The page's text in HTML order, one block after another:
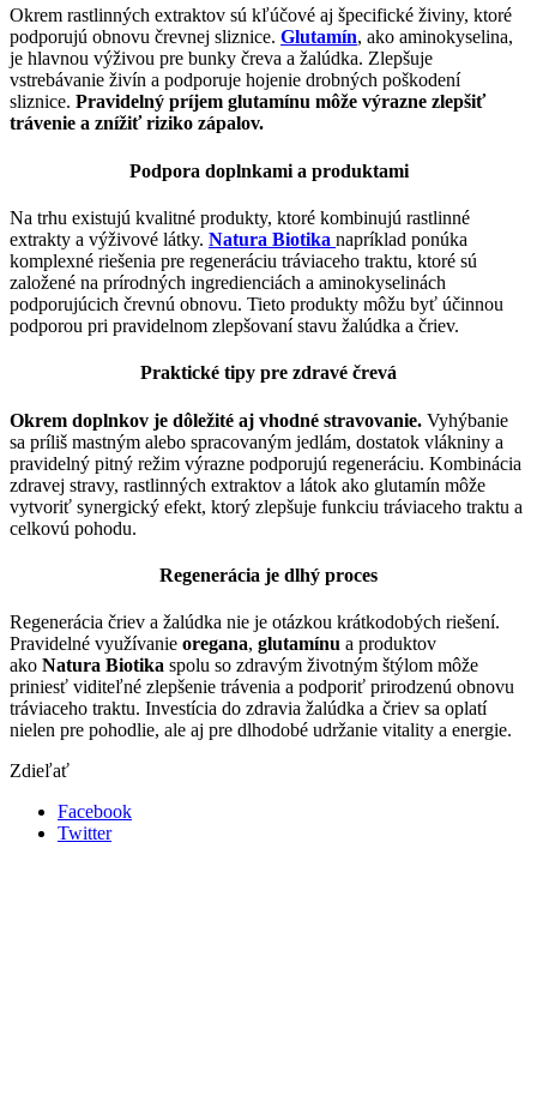
Okrem rastlinných extraktov sú kľúčové aj špecifické živiny, ktoré
podporujú obnovu črevnej sliznice. Glutamín, ako aminokyselina,
je hlavnou výživou pre bunky čreva a žalúdka. Zlepšuje
vstrebávanie živín a podporuje hojenie drobných poškodení
sliznice. Pravidelný príjem glutamínu môže výrazne zlepšiť
trávenie a znížiť riziko zápalov.
Podpora doplnkami a produktami
Na trhu existujú kvalitné produkty, ktoré kombinujú rastlinné
extrakty a výživové látky. Natura Biotika napríklad ponúka
komplexné riešenia pre regeneráciu tráviaceho traktu, ktoré sú
založené na prírodných ingredienciách a aminokyselinách
podporujúcich črevnú obnovu. Tieto produkty môžu byť účinnou
podporou pri pravidelnom zlepšovaní stavu žalúdka a čriev.
Praktické tipy pre zdravé črevá
Okrem doplnkov je dôležité aj vhodné stravovanie. Vyhýbanie
sa príliš mastným alebo spracovaným jedlám, dostatok vlákniny a
pravidelný pitný režim výrazne podporujú regeneráciu. Kombinácia
zdravej stravy, rastlinných extraktov a látok ako glutamín môže
vytvoriť synergický efekt, ktorý zlepšuje funkciu tráviaceho traktu a
celkovú pohodu.
Regenerácia je dlhý proces
Regenerácia čriev a žalúdka nie je otázkou krátkodobých riešení.
Pravidelné využívanie oregana, glutamínu a produktov
ako Natura Biotika spolu so zdravým životným štýlom môže
priniesť viditeľné zlepšenie trávenia a podporiť prirodzenú obnovu
tráviaceho traktu. Investícia do zdravia žalúdka a čriev sa oplatí
nielen pre pohodlie, ale aj pre dlhodobé udržanie vitality a energie.
Zdieľať
Facebook
Twitter